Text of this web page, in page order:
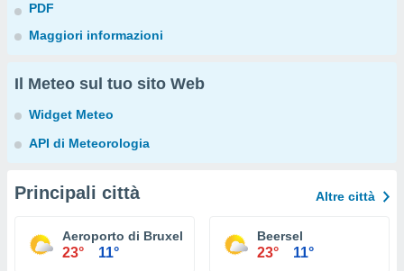
PDF
Maggiori informazioni
Il Meteo sul tuo sito Web
Widget Meteo
API di Meteorologia
Principali città Altre città
Aeroporto di Bruxelles-National
23° 11°
Beersel
23° 11°